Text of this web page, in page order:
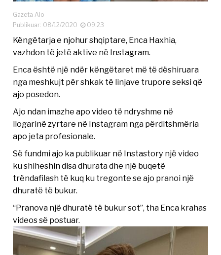
Gazeta Alo
Publikuar: 08/12/2020
09:23
Këngëtarja e njohur shqiptare, Enca Haxhia,
vazhdon të jetë aktive në Instagram.
Enca është një ndër këngëtaret më të dëshiruara
nga meshkujt për shkak të linjave trupore seksi që
ajo posedon.
Ajo ndan imazhe apo video të ndryshme në
llogarinë zyrtare në Instagram nga përditshmëria
apo jeta profesionale.
Së fundmi ajo ka publikuar në Instastory një video
ku shiheshin disa dhurata dhe një buqetë
trëndafilash të kuq ku tregonte se ajo pranoi një
dhuratë të bukur.
“Pranova një dhuratë të bukur sot”, tha Enca krahas
videos së postuar.